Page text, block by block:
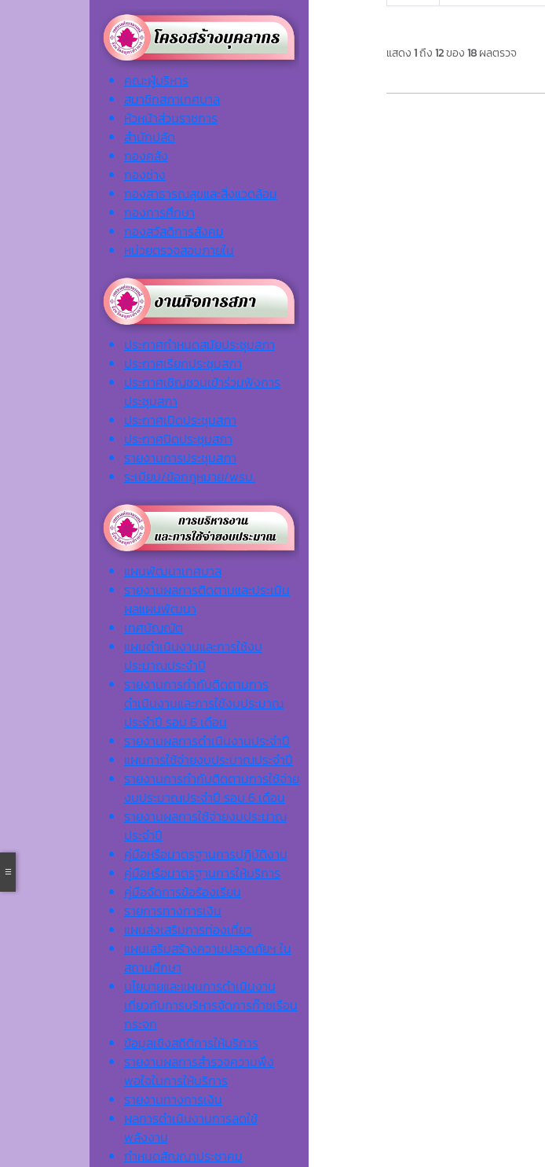
คณะผู้บริหาร
สมาชิกสภาเทศบาล
หัวหน้าส่วนราชการ
สำนักปลัด
กองคลัง
กองช่าง
กองสาธารณสุขและสิ่งแวดล้อม
กองการศึกษา
กองสวัสดิการสังคม
หน่วยตรวจสอบภายใน
ประกาศกำหนดสมัยประชุมสภา
ประกาศเรียกประชุมสภา
ประกาศเชิญชวนเข้าร่วมฟังการ
ประชุมสภา
ประกาศเปิดประชุมสภา
ประกาศปิดประชุมสภา
รายงานการประชุมสภา
ระเบียบ/ข้อกฎหมาย/พรบ.
แผนพัฒนาเทศบาล
รายงานผลการติดตามและประเมิน
ผลแผนพัฒนา
เทศบัญญัต
แผนดำเนินงานและการใช้งบ
ประมาณประจำปี
รายงานการกำกับติดตามการ
ดำเนินงานและการใช้งบประมาณ
ประจำปี รอบ 6 เดือน
รายงานผลการดำเนินงานประจำปี
แผนการใช้จ่ายงบประมาณประจำปี
รายงานการกำกับติดตามการใช้จ่าย
งบประมาณประจำปี รอบ 6 เดือน
รายงานผลการใช้จ่ายงบประมาณ
ประจำปี
คู่มือหรือมาตรฐานการปฏิบัติงาน
คู่มือหรือมาตรฐานการให้บริการ
คู่มือจัดการข้อร้องเรียน
รายการทางการเงิน
แผนส่งเสริมการท่องเที่ยว
แผนเสริมสร้างความปลอดภัยฯ ใน
สถานศึกษา
นโยบายและแผนการดำเนินงาน
เกี่ยวกับการบริหารจัดการก๊าซเรือน
กระจก
ข้อมูลเชิงสถิติการให้บริการ
รายงานผลการสำรวจความพึง
พอใจในการให้บริการ
รายงานทางการเงิน
ผลการดำเนินงานการลดใช้
พลังงาน
กำหนดสัญญาประชาคม
แสดง1ถึง12ของ18ผลตรวจ